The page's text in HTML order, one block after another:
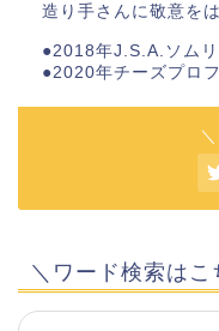
造り手さんに敬意を
●2018年J.S.A.ソム
●2020年チーズプロ
＼ワード検索はこ